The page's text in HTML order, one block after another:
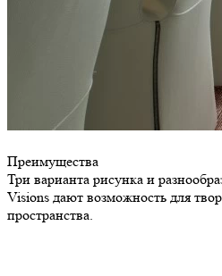
Преимущества
Три варианта рисунка и
Visions дают возможность для
пространства.